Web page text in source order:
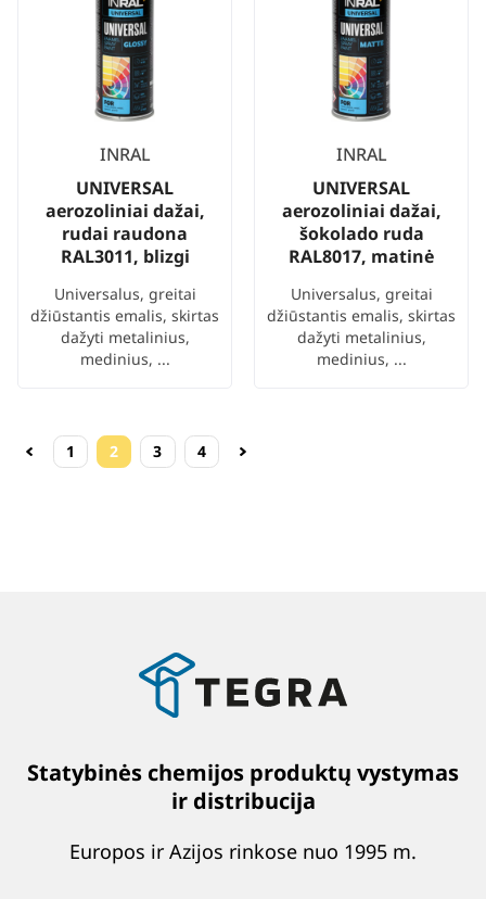
INRAL
UNIVERSAL
aerozoliniai dažai,
rudai raudona
RAL3011, blizgi
Universalus, greitai
džiūstantis emalis, skirtas
dažyti metalinius,
medinius, ...
INRAL
UNIVERSAL
aerozoliniai dažai,
šokolado ruda
RAL8017, matinė
Universalus, greitai
džiūstantis emalis, skirtas
dažyti metalinius,
medinius, ...
1 2 3 4
Statybinės chemijos produktų vystymas
ir distribucija
Europos ir Azijos rinkose nuo 1995 m.